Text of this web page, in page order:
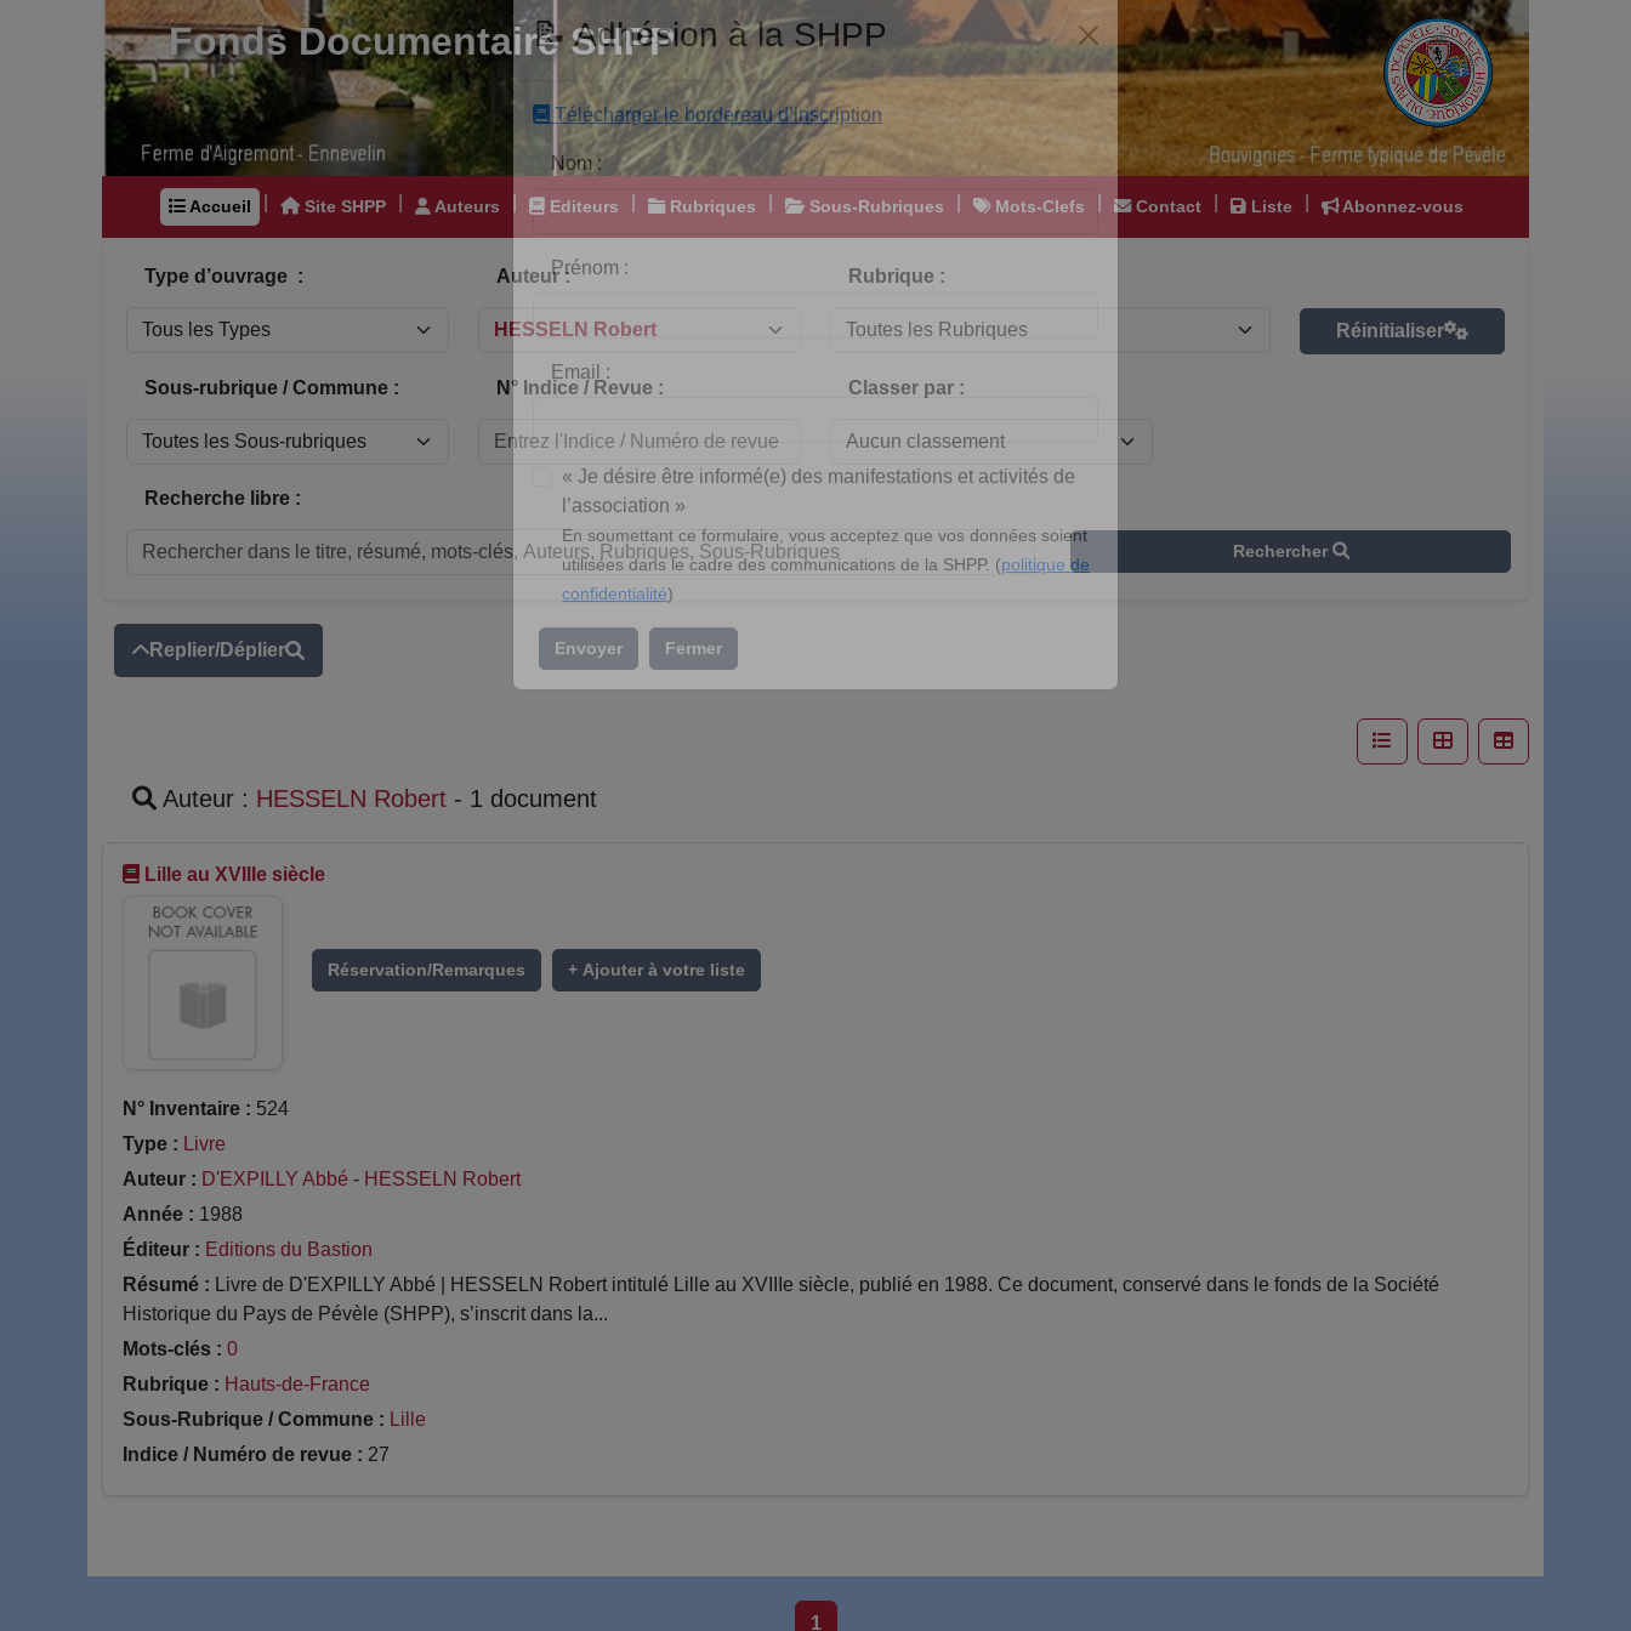
Fonds Documentaire SHPP
Accueil Site SHPP Auteurs Editeurs Rubriques Sous-Rubriques Mots-Clefs Contact Liste Abonnez-vous
Type d’ouvrage : Auteur : Rubrique :
Réinitialiser
Sous-rubrique / Commune : N° Indice / Revue : Classer par :
Recherche libre :
Rechercher
Replier/Déplier
Auteur : HESSELN Robert - 1 document
Lille au XVIIIe siècle
Réservation/Remarques + Ajouter à votre liste
N° Inventaire : 524
Type : Livre
Auteur : D'EXPILLY Abbé - HESSELN Robert
Année : 1988
Éditeur : Editions du Bastion
Résumé : Livre de D'EXPILLY Abbé | HESSELN Robert intitulé Lille au XVIIIe siècle, publié en 1988. Ce document, conservé dans le fonds de la Société
Historique du Pays de Pévèle (SHPP), s’inscrit dans la...
Mots-clés : 0
Rubrique : Hauts-de-France
Sous-Rubrique / Commune : Lille
Indice / Numéro de revue : 27
1
📝 Adhésion à la SHPP
Télécharger le bordereau d’inscription
Nom :
l’association »
En soumettant ce formulaire, vous acceptez que vos données soient
utilisées dans le cadre des communications de la SHPP. (
confidentialité)
Envoyer Fermer